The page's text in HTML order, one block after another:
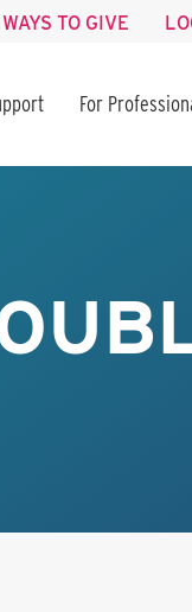
WAYS TO GIVE
For